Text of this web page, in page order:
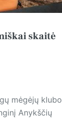
skaitė
mėgėjų klubo
Anykščių